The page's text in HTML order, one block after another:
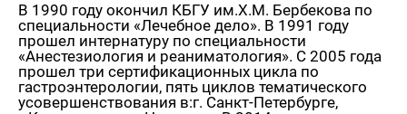
В 1990 году окончил КБГУ им.Х.М. Бербекова по
специальности «Лечебное дело». В 1991 году
прошел интернатуру по специальности
«Анестезиология и реаниматология». С 2005 года
прошел три сертификационных цикла по
гастроэнтерологии, пять циклов тематического
усовершенствования в:г. Санкт-Петербурге,